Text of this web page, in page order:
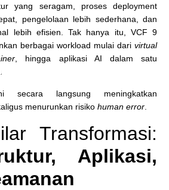
yang seragam, proses deployment
pengelolaan lebih sederhana, dan
lebih efisien. Tak hanya itu, VCF 9
berbagai workload mulai dari virtual
, hingga aplikasi AI dalam satu
secara langsung meningkatkan
menurunkan risiko human error
Transformasi:
Aplikasi,